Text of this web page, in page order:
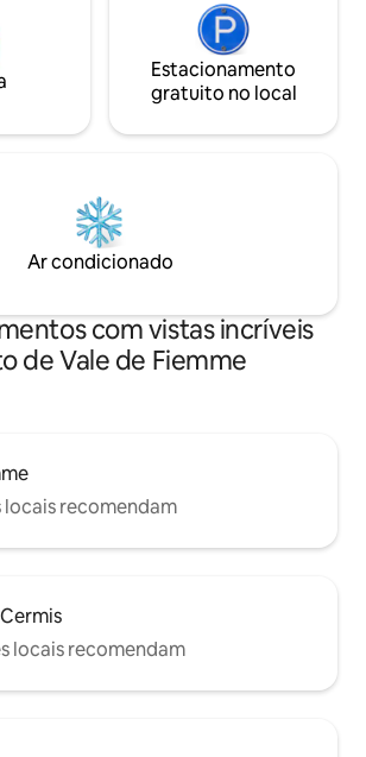
Estacionamento
gratuito no local
Ar condicionado
com vistas incríveis
de Vale de Fiemme
recomendam
locais recomendam